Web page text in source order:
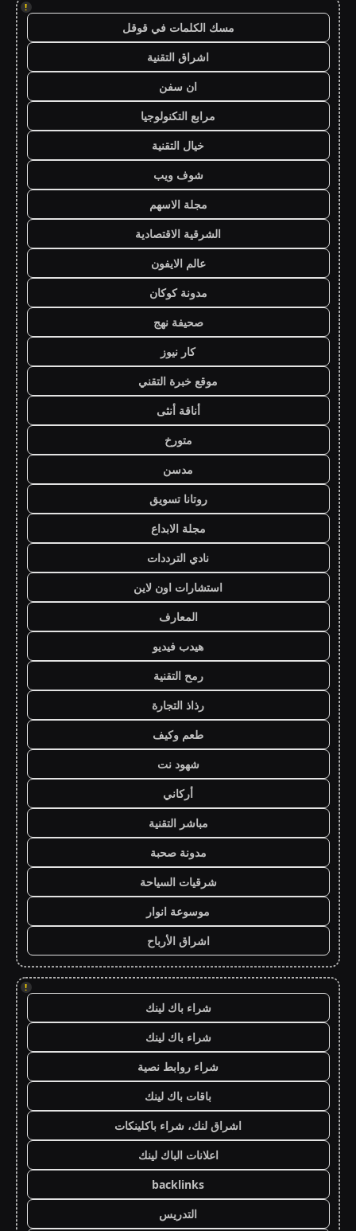
!
مسك الكلمات في قوقل
اشراق التقنية
ان سفن
مرابع التكنولوجيا
خيال التقنية
شوف ويب
مجلة الاسهم
الشرقية الاقتصادية
عالم الايفون
مدونة كوكان
صحيفة نهج
كار نيوز
موقع خبرة التقني
أناقة أنثى
متورخ
مدسن
روتانا تسويق
مجلة الابداع
نادي الترددات
استشارات اون لاين
المعارف
هيدب فيديو
رمح التقنية
رذاذ التجارة
طعم وكيف
شهود نت
أركاني
مباشر التقنية
مدونة صحبة
شرقيات السياحة
موسوعة انوار
اشراق الأرباح
!
شراء باك لينك
شراء باك لينك
شراء روابط نصية
باقات باك لينك
اشراق لنك، شراء باكلينكات
اعلانات الباك لينك
backlinks
التدريس